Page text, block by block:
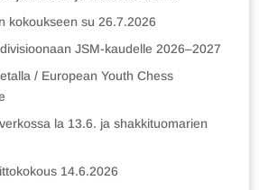
kokoukseen su 26.7.2026
JSM-kaudelle 2026–2027
/ European Youth Chess
la 13.6. ja shakkituomarien
14.6.2026